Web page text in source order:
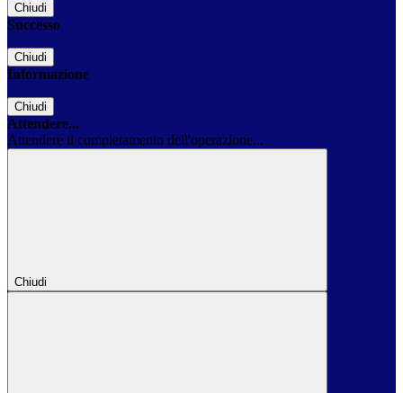
Chiudi
Successo
Chiudi
Informazione
Chiudi
Attendere...
Attendere il completamento dell'operazione...
Chiudi